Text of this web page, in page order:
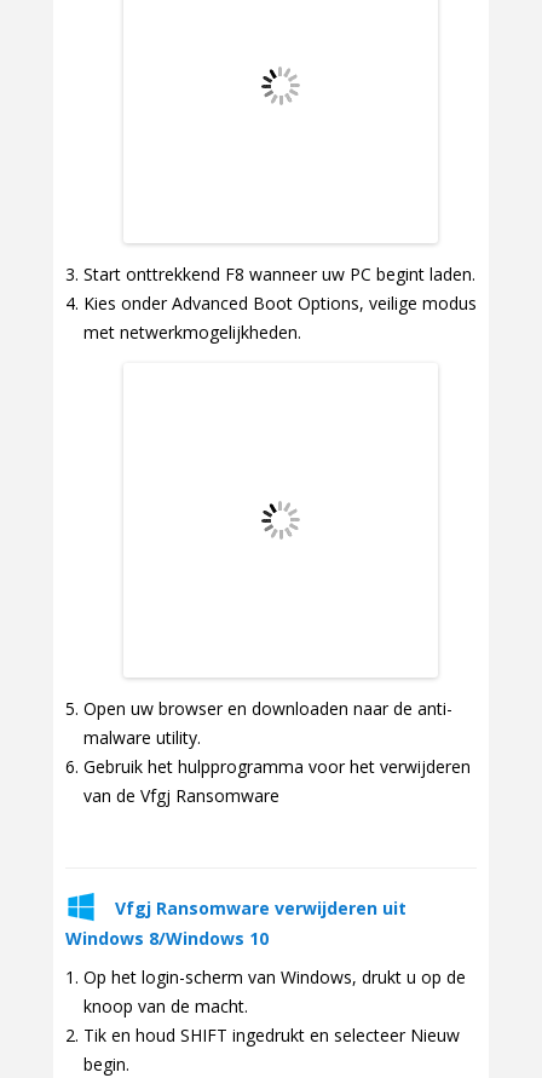
Start onttrekkend F8 wanneer uw PC begint laden.
Kies onder Advanced Boot Options, veilige modus
met netwerkmogelijkheden.
Open uw browser en downloaden naar de anti-
malware utility.
Gebruik het hulpprogramma voor het verwijderen
van de Vfgj Ransomware
Vfgj Ransomware verwijderen uit
Windows 8/Windows 10
Op het login-scherm van Windows, drukt u op de
knoop van de macht.
Tik en houd SHIFT ingedrukt en selecteer Nieuw
begin.